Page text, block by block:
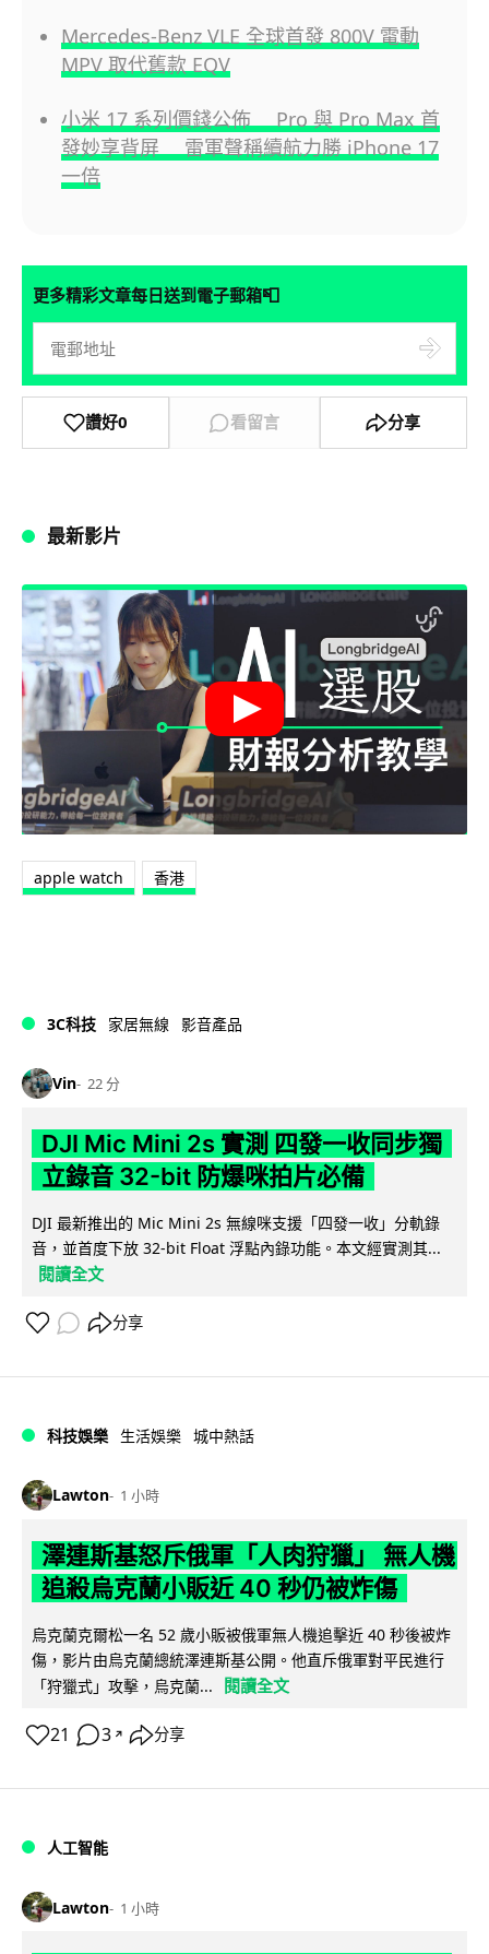
Mercedes-Benz VLE 全球首發 800V 電動
MPV 取代舊款 EQV
小米 17 系列價錢公佈 Pro 與 Pro Max 首
發妙享背屏 雷軍聲稱續航力勝 iPhone 17
一倍
更多精彩文章每日送到電子郵箱📮
讚好0 看留言 分享
最新影片
apple watch 香港
3C科技 家居無線 影音產品
Vin 22 分
DJI Mic Mini 2s 實測 四發一收同步獨
立錄音 32-bit 防爆咪拍片必備
DJI 最新推出的 Mic Mini 2s 無線咪支援「四發一收」分軌錄
音，並首度下放 32-bit Float 浮點內錄功能。本文經實測其...
閱讀全文
分享
科技娛樂 生活娛樂 城中熱話
Lawton 1 小時
澤連斯基怒斥俄軍「人肉狩獵」 無人機
追殺烏克蘭小販近 40 秒仍被炸傷
烏克蘭克爾松一名 52 歲小販被俄軍無人機追擊近 40 秒後被炸
傷，影片由烏克蘭總統澤連斯基公開。他直斥俄軍對平民進行
「狩獵式」攻擊，烏克蘭...
閱讀全文
21 3 ↗ 分享
人工智能
Lawton 1 小時